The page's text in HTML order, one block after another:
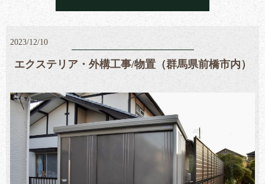
2023/12/10
エクステリア・外構工事/物置（群馬県前橋市内）